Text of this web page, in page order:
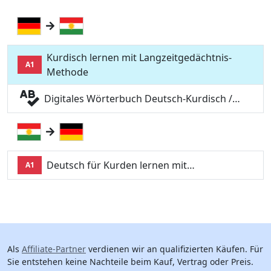
A1
Kurdisch lernen mit Langzeitgedächtnis-
Methode
Digitales Wörterbuch Deutsch-Kurdisch /…
A1 Deutsch für Kurden lernen mit…
Als Affiliate-Partner verdienen wir an qualifizierten Käufen. Für
Sie entstehen keine Nachteile beim Kauf, Vertrag oder Preis.